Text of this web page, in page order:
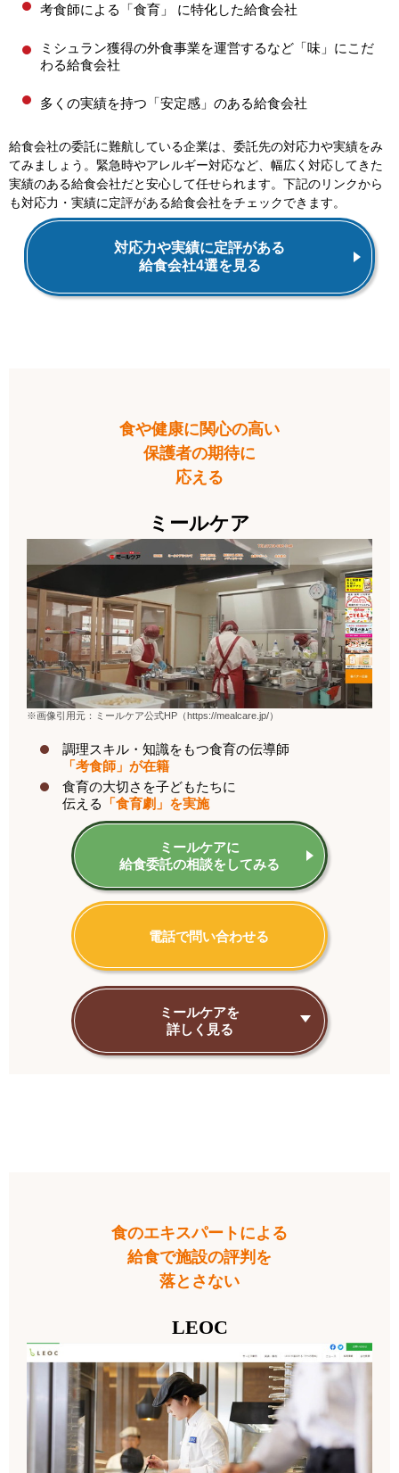
考食師による 「食育」 に特化した給食会社
ミシュラン獲得の外食事業を運営するなど 「味」 にこだ
わる給食会社
多くの実績を持つ 「安定感」 のある給食会社
給食会社の委託に難航している企業は、委託先の対応力や実績をみ
てみましょう。緊急時やアレルギー対応など、幅広く対応してきた
実績のある給食会社だと安心して任せられます。下記のリンクから
も対応力・実績に定評がある給食会社をチェックできます。
対応力や実績に定評がある
給食会社4選を見る
食や健康に関心の高い
保護者の期待に
応える
ミールケア
※画像引用元：ミールケア公式HP（https://mealcare.jp/）
調理スキル・知識をもつ食育の伝導師
「考食師」が在籍
食育の大切さを子どもたちに
伝える
「食育劇」を実施
ミールケアに
給食委託の相談をしてみる
電話で問い合わせる
ミールケアを
詳しく見る
食のエキスパートによる
給食で施設の評判を
落とさない
LEOC